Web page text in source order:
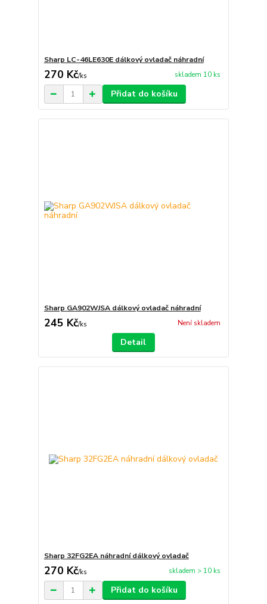
Sharp LC-46LE630E dálkový ovladač náhradní
270 Kč/ks skladem 10 ks
Přidat do košíku
Sharp GA902WJSA dálkový ovladač náhradní
245 Kč/ks Není skladem
Detail
Sharp 32FG2EA náhradní dálkový ovladač
270 Kč/ks skladem > 10 ks
Přidat do košíku